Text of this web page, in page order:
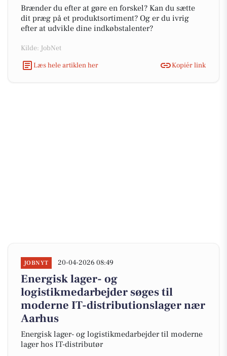
Brænder du efter at gøre en forskel? Kan du sætte
dit præg på et produktsortiment? Og er du ivrig
efter at udvikle dine indkøbstalenter?
Kilde: JobNet
Læs hele artiklen her
Kopiér link
JOBNYT 20-04-2026 08:49
Energisk lager- og
logistikmedarbejder søges til
moderne IT-distributionslager nær
Aarhus
Energisk lager- og logistikmedarbejder til moderne
lager hos IT-distributør